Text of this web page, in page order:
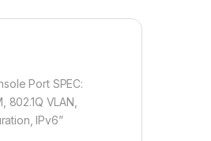
Port SPEC:
802.1Q VLAN,
IPv6”